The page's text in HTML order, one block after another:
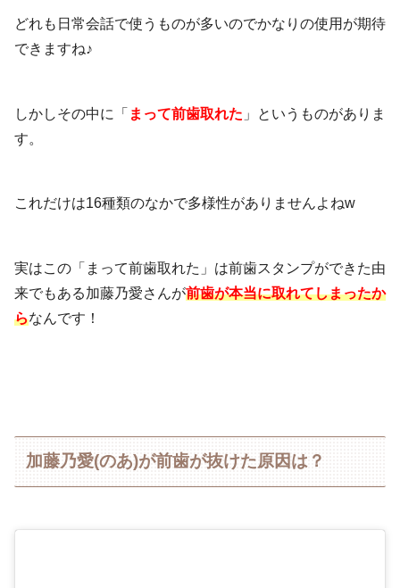
どれも日常会話で使うものが多いのでかなりの使用が期待
できますね♪
しかしその中に「 まって前歯取れた 」というものがありま
す。
これだけは16種類のなかで多様性がありませんよねw
実はこの「まって前歯取れた」は前歯スタンプができた由
来でもある加藤乃愛さんが前歯が本当に取れてしまったか
らなんです！
加藤乃愛(のあ)が前歯が抜けた原因は？